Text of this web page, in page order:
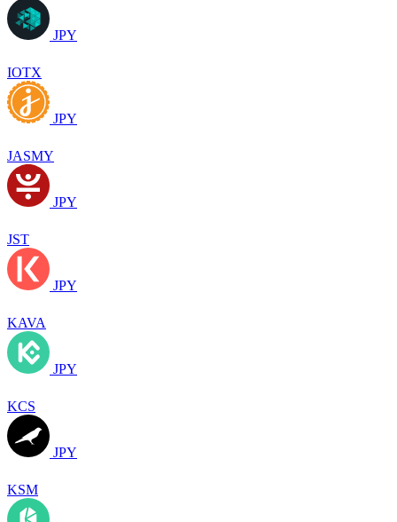
JPY
IOTX
JPY
JASMY
JPY
JST
JPY
KAVA
JPY
KCS
JPY
KSM